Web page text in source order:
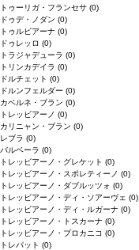
トゥーリガ・フランセサ (0)
ドゥデ・ノダン (0)
トゥルビアーナ (0)
ドゥレッロ (0)
トラジャデューラ (0)
トリンカデイラ (0)
ドルチェット (0)
ドルンフェルダー (0)
カベルネ・ブラン (0)
トレッビアーノ (0)
カリニャン・ブラン (0)
レブラ (0)
バルベーラ (0)
トレッビアーノ・グレケット (0)
トレッビアーノ・スポレティーノ (0)
トレッビアーノ・ダブルッツォ (0)
トレッビアーノ・ディ・ソアーヴェ (0)
トレッビアーノ・ディ・ルガーナ (0)
トレッビアーノ・トスカーナ (0)
トレッビアーノ・プロカニコ (0)
トレパット (0)